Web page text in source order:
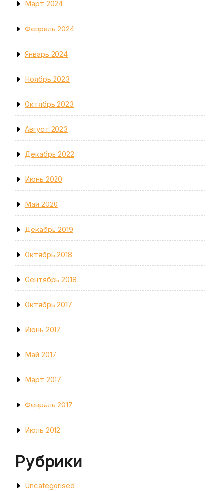
Март 2024
Февраль 2024
Январь 2024
Ноябрь 2023
Октябрь 2023
Август 2023
Декабрь 2022
Июнь 2020
Май 2020
Декабрь 2019
Октябрь 2018
Сентябрь 2018
Октябрь 2017
Июнь 2017
Май 2017
Март 2017
Февраль 2017
Июль 2012
Рубрики
Uncategorised